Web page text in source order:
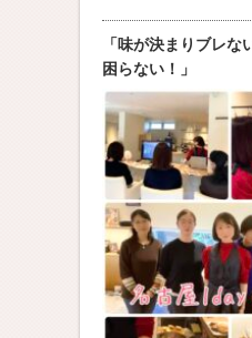
「味が決まりブレな
困らない！」